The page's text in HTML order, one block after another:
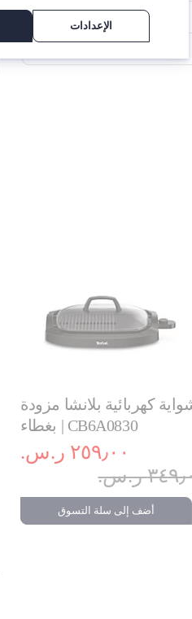
كهربائية بلانشا مزودة
بغطاء | CB6A0830
٢٥٩٫٠٠ ر.س.‏
ر.س.‏
أضف إلى سلة التسوق
الإعدادات